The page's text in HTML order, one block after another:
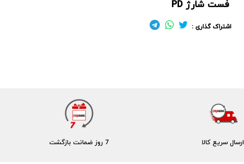
فست شارژ PD
اشتراک گذاری :
7 روز ضمانت بازگشت ارسال سریع کالا